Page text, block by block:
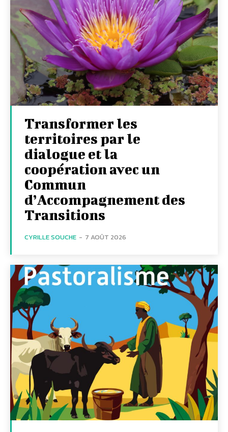
Transformer les
territoires par le
dialogue et la
coopération avec un
Commun
d’Accompagnement des
Transitions
CYRILLE SOUCHE - 7 AOÛT 2026